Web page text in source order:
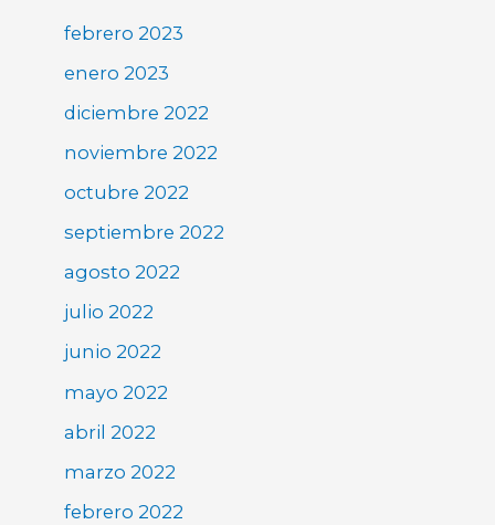
febrero 2023
enero 2023
diciembre 2022
noviembre 2022
octubre 2022
septiembre 2022
agosto 2022
julio 2022
junio 2022
mayo 2022
abril 2022
marzo 2022
febrero 2022